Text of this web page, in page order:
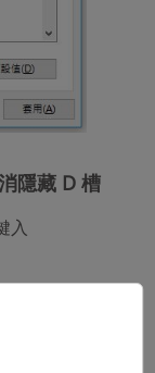
隱藏 D 槽
入